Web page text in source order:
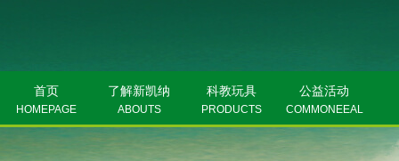
首页
HOMEPAGE
了解新凯纳
ABOUTS
科教玩具
PRODUCTS
公益活动
COMMONEEAL